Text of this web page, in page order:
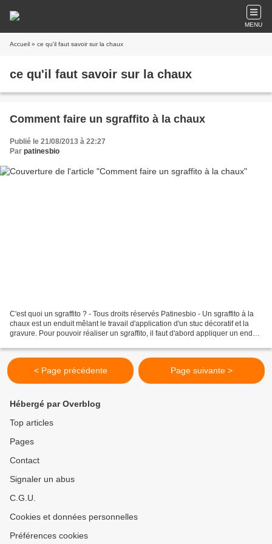
MENU
Accueil » ce qu'il faut savoir sur la chaux
ce qu'il faut savoir sur la chaux
Comment faire un sgraffito à la chaux
Publié le 21/08/2013 à 22:27
Par patinesbio
C'est quoi un sgraffito ? - Tous droits réservés Patinesbio - Un sgraffito à la
chaux est un enduit mêlant le travail d'application d'un stuc décoratif et la
gravure. Pour pouvoir réaliser un sgraffito, il faut d'abord appliquer un enduit
< Page précédente Page suivante >
Hébergé par Overblog
Top articles
Pages
Contact
Signaler un abus
C.G.U.
Cookies et données personnelles
Préférences cookies